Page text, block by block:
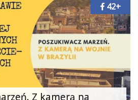
Z kamerą na
42+